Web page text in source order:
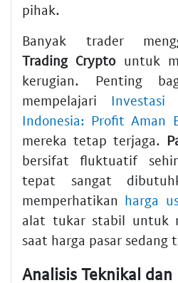
pihak.
Banyak trader
Trading Cryptountuk
kerugian. Penting
mempelajari
Indonesia: Profit Aman
mereka tetap terjaga.
bersifat fluktuatif
tepat sangat
memperhatikan harga
alat tukar stabil untuk
saat harga pasar sedang
Analisis Teknikal dan